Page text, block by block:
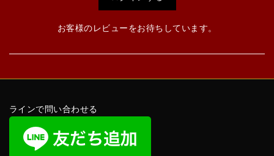
お客様のレビューをお待ちしています。
ラインで問い合わせる